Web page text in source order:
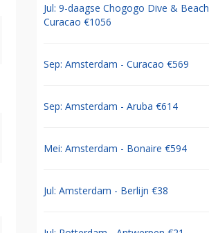
Jul: 9-daagse Chogogo Dive & Beach
Curacao €1056
Sep: Amsterdam - Curacao €569
Sep: Amsterdam - Aruba €614
Mei: Amsterdam - Bonaire €594
Jul: Amsterdam - Berlijn €38